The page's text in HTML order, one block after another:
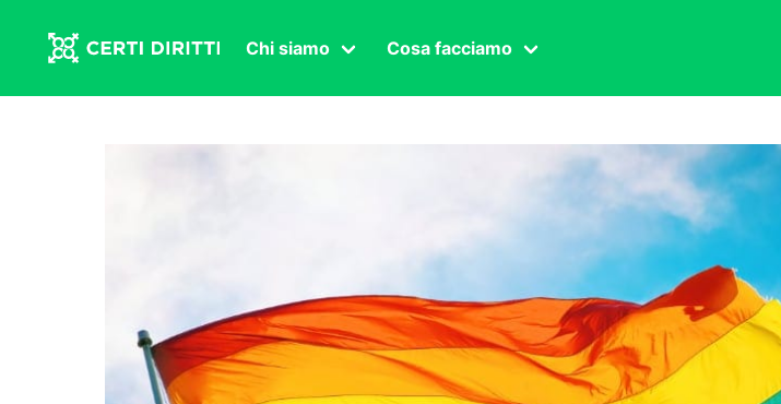
Chi siamo Cosa facciamo
Transnazionale
Politica